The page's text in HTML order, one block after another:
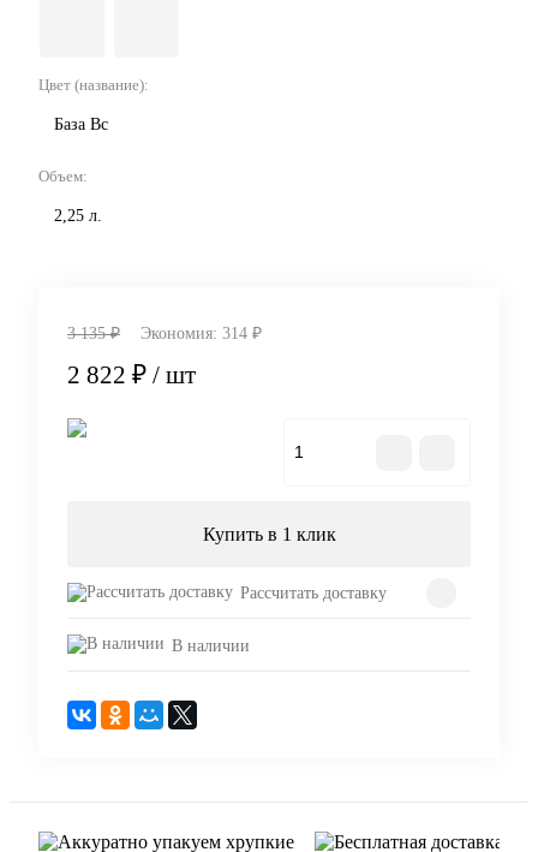
Цвет (название):
База Bc
Объем:
2,25 л.
3 135 ₽ Экономия: 314 ₽
2 822 ₽ / шт
Купить в 1 клик
Рассчитать доставку
В наличии